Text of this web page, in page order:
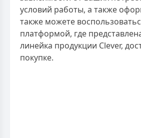
условий работы, а также
также можете
платформой, где
линейка продукции Clever,
покупке.